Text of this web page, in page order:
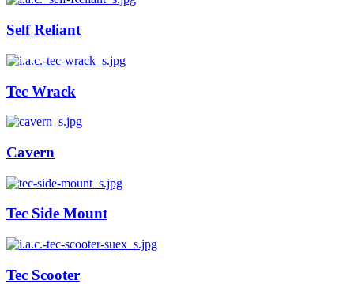
Self Reliant
Tec Wrack
Cavern
Tec Side Mount
Tec Scooter